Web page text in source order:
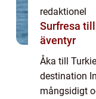
redaktionel
Surfresa
äventyr
Åka till
destination
mångsidigt